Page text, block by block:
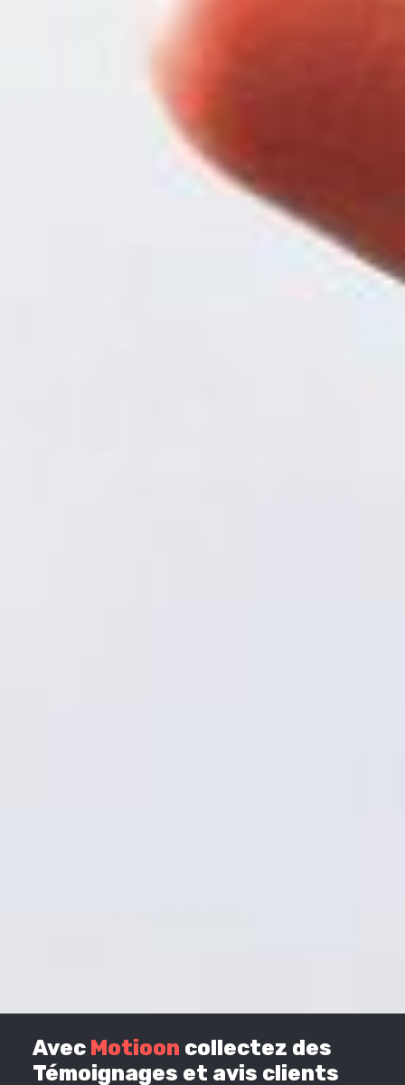
Avec Motioon collectez des
Témoignages et avis clients